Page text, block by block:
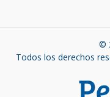
©
Todos los derechos